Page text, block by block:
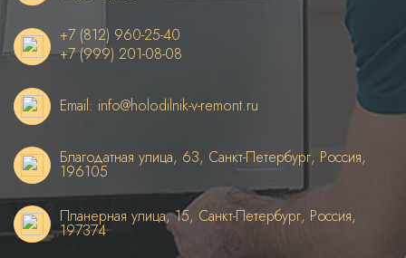
+7 (812) 960-25-40
+7 (999) 201-08-08
Email: info@holodilnik-v-remont.ru
Благодатная улица, 63, Санкт-Петербург, Россия,
196105
Планерная улица, 15, Санкт-Петербург, Россия,
197374